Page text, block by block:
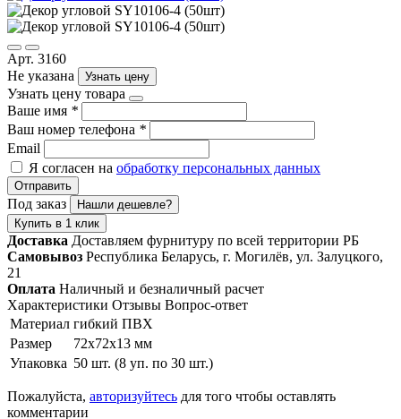
Арт. 3160
Не указана
Узнать цену
Узнать цену товара
Ваше имя *
Ваш номер телефона *
Email
Я согласен на обработку персональных данных
Отправить
Под заказ
Нашли дешевле?
Купить в 1 клик
Доставка Доставляем фурнитуру по всей территории РБ
Самовывоз Республика Беларусь, г. Могилёв, ул. Залуцкого,
21
Оплата Наличный и безналичный расчет
Характеристики Отзывы Вопрос-ответ
Материал гибкий ПВХ
Размер
72х72х13 мм
Упаковка 50 шт. (8 уп. по 30 шт.)
Пожалуйста, авторизуйтесь для того чтобы оставлять
комментарии